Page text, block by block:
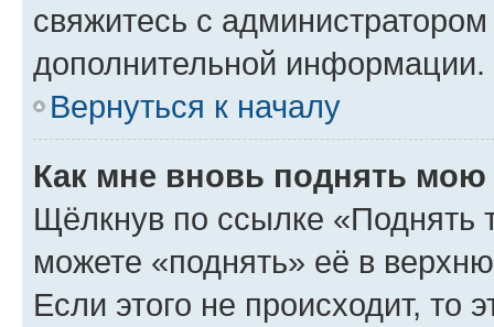
свяжитесь с
дополнительной информации.
Вернуться к началу
Как мне вновь поднять мою
Щёлкнув по ссылке «Поднять
можете «поднять» её в
Если этого не происходит, то